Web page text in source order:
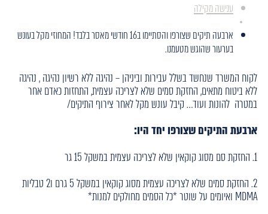
ענישה מקילה
ארבעה תיקים שצורפו והסתיימו ב16 חודשי מאסר בלבד! המחוזי מקל בעונש
בערעור שהוגש מטעמנו.
לקוח המשרד שנחשד בשלל עבירות וביניהן – נהיגה ללא רשיון נהיגה , נהיגה
ללא ביטוח מתאים, החזקת סמים שלא לצריכה עצמית, התחזות כאדם אחר
במטרה להונות ועוד… קיבל עונש מקל לאחר צירוף התיקים/
ארבעת התיקים שצורפו יחד היו:
1. החזקת סם מסוג קוקאין שלא לצריכה עצמית במשקל 15 גר
2. החזקת סמים שלא לצריכה עצמית מסוג קוקאין במשקל 5 גרם ו2 טבליות
MDMA ואיומים על שוטר *כל הסמים מחולקים למנות*